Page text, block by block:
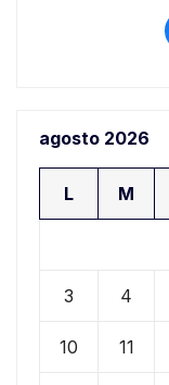
agosto 2026
L M
3 4
10 11